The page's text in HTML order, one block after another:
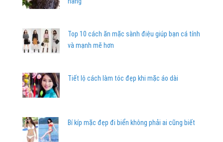
Top 10 cách ăn mặc sành điệu giúp bạn cá tính
và mạnh mẽ hơn
Tiết lộ cách làm tóc đẹp khi mặc áo dài
Bí kíp mặc đẹp đi biển không phải ai cũng biết